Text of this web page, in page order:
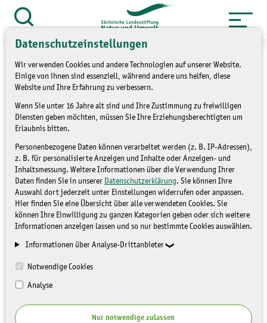
Datenschutzeinstellungen
Wir verwenden Cookies und andere Technologien auf unserer Website.
Einige von ihnen sind essenziell, während andere uns helfen, diese
Website und Ihre Erfahrung zu verbessern.
Wenn Sie unter 16 Jahre alt sind und Ihre Zustimmung zu freiwilligen
Diensten geben möchten, müssen Sie Ihre Erziehungsberechtigten um
Erlaubnis bitten.
Personenbezogene Daten können verarbeitet werden (z. B. IP-Adressen),
z. B. für personalisierte Anzeigen und Inhalte oder Anzeigen- und
Inhaltsmessung. Weitere Informationen über die Verwendung Ihrer
Daten finden Sie in unserer Datenschutzerklärung. Sie können Ihre
Auswahl dort jederzeit unter Einstellungen widerrufen oder anpassen.
Hier finden Sie eine Übersicht über alle verwendeten Cookies. Sie
können Ihre Einwilligung zu ganzen Kategorien geben oder sich weitere
Informationen anzeigen lassen und so nur bestimmte Cookies auswählen.
Informationen über Analyse-Drittanbieter
Notwendige Cookies
Analyse
Nur notwendige zulassen
Zum
Inhalt
springen
öffnen
Themen » Naturschutzstationen
» Überblick Naturschutzstationen
NABU Kreisverband Aue-
Schwarzenberg e. V.
ÜBERBLICK
NATURSCHUTZSTATIONEN